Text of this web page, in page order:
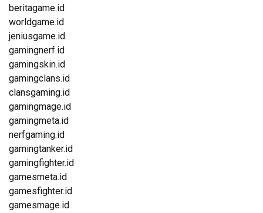
beritagame.id
worldgame.id
jeniusgame.id
gamingnerf.id
gamingskin.id
gamingclans.id
clansgaming.id
gamingmage.id
gamingmeta.id
nerfgaming.id
gamingtanker.id
gamingfighter.id
gamesmeta.id
gamesfighter.id
gamesmage.id